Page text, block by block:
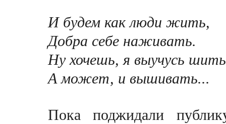
И будем как люди жить,
Добра себе наживать.
Ну хочешь, я выучусь
А может, и вышивать...
Пока поджидали